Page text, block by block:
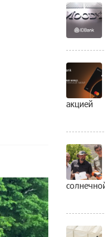
акцией